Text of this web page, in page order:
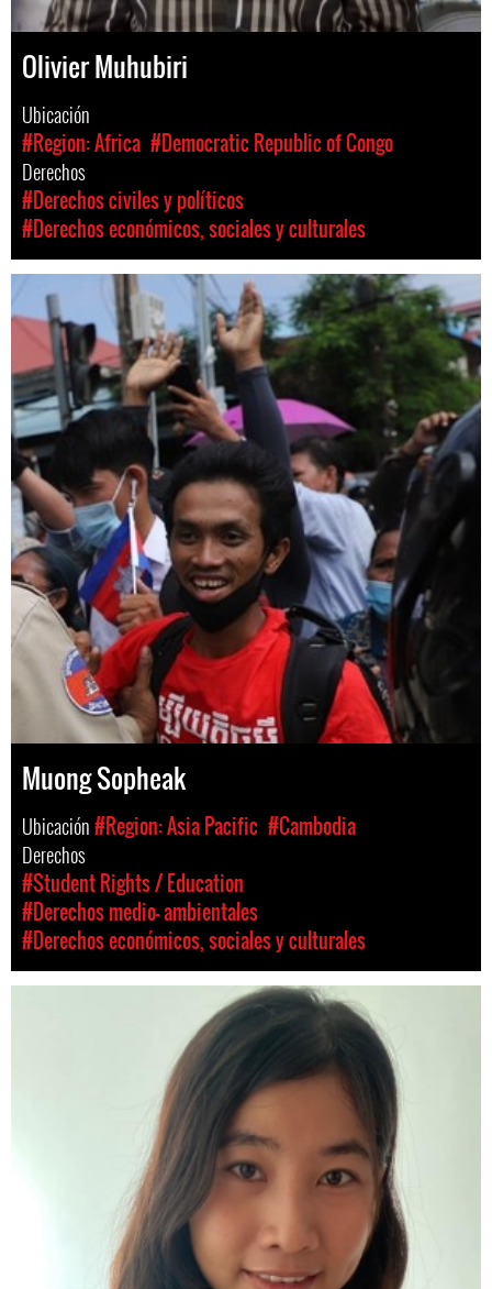
Olivier Muhubiri
Ubicación
#Region: Africa #Democratic Republic of Congo
Derechos
#Derechos civiles y políticos
#Derechos económicos, sociales y culturales
Muong Sopheak
Ubicación#Region: Asia Pacific #Cambodia
Derechos
#Student Rights / Education
#Derechos medio- ambientales
#Derechos económicos, sociales y culturales